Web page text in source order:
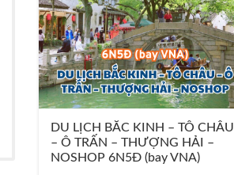
DU LỊCH BẮC KINH – TÔ CHÂU
– Ô TRẤN – THƯỢNG HẢI –
NOSHOP 6N5Đ (bay VNA)